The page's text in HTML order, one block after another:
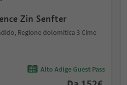
Zin Senfter
Regione dolomitica 3 Cime
Alto Adige Guest Pass